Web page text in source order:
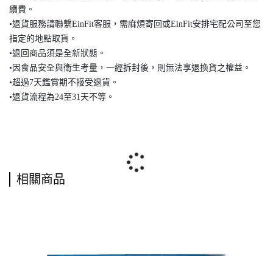
續費。
•退貨服務請聯繫EinFit客服，需麻煩寄回或EinFit安排宅配公司至您
指定的地點取貨。
•退回商品須是全新狀態。
•因食品安全與衛生考量，一經拆封後，則無法享退換貨之權益。
•超過7天鑑賞期不接受退貨。
•退貨流程為24至31天不等。
相關商品